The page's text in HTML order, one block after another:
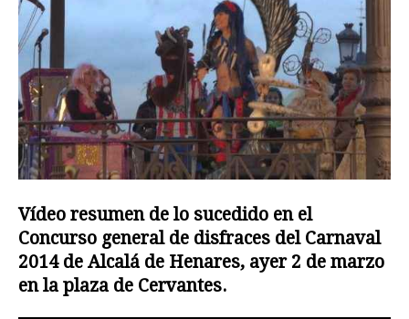
Vídeo resumen de lo sucedido en el
Concurso general de disfraces del Carnaval
2014 de Alcalá de Henares, ayer 2 de marzo
en la plaza de Cervantes.